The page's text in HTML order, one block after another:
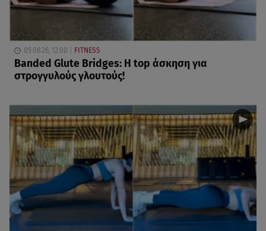
05.08.26, 12:00 FITNESS
Banded Glute Bridges: Η top άσκηση για
στρογγυλούς γλουτούς!